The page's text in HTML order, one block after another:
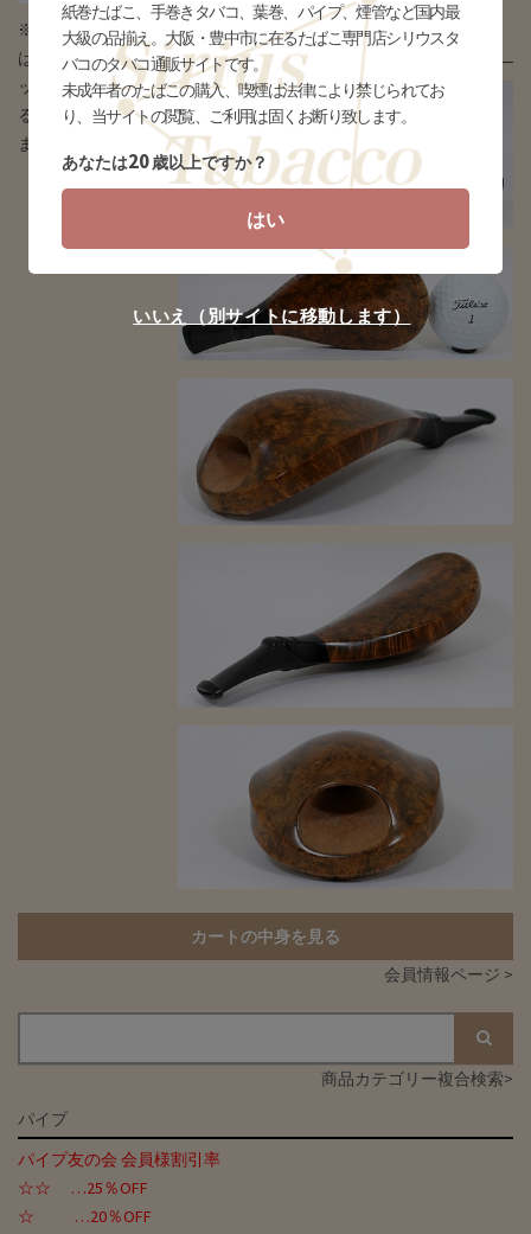
※タバコの場合
はデザインとパ
ッケージが異な
る場合がござい
ます
カートの中身を見る
会員情報ページ >
商品カテゴリー複合検索>
パイプ
パイプ友の会 会員様割引率
☆☆ …25％OFF
☆ …20％OFF
紙巻たばこ、手巻きタバコ、葉巻、パイプ、煙管など国内最
大級の品揃え。大阪・豊中市に在るたばこ専門店シリウスタ
バコのタバコ通販サイトです。
未成年者のたばこの購入、喫煙は法律により禁じられてお
り、当サイトの閲覧、ご利用は固くお断り致します。
あなたは20歳以上ですか？
はい
いいえ（別サイトに移動します）